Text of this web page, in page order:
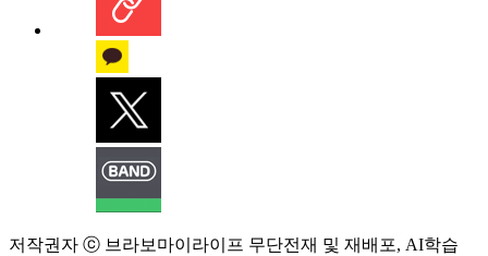
저작권자 ⓒ 브라보마이라이프 무단전재 및 재배포, AI학습